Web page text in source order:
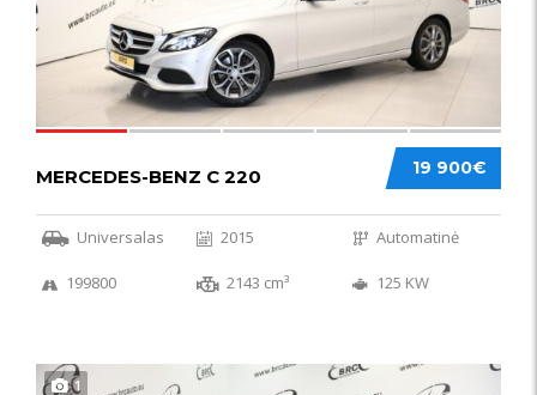
19 900€
MERCEDES-BENZ C 220
Universalas 2015 Automatinė
199800 2143 cm³ 125 KW
1